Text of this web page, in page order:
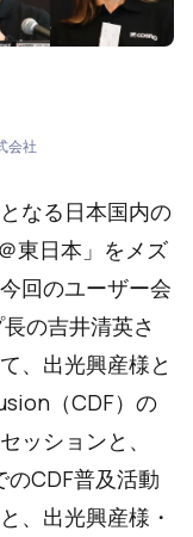
会社
なる日本国内の
東日本」をメズ
回のユーザー会
の吉井清英さ
、出光興産様と
（CDF）の
ッションと、
CDF普及活動
、出光興産様・